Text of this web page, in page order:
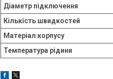
Діаметр підключення
Кількість швидкостей
Матеріал корпусу
Температура рідини